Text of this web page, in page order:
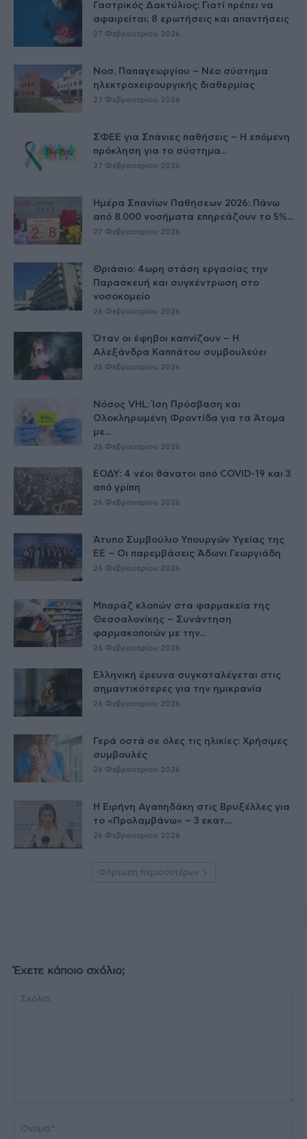
Γαστρικός Δακτύλιος: Γιατί πρέπει να
αφαιρείται; 8 ερωτήσεις και απαντήσεις
27 Φεβρουαρίου 2026
Νοσ. Παπαγεωργίου – Νέο σύστημα
ηλεκτροχειρουργικής διαθερμίας
27 Φεβρουαρίου 2026
ΣΦΕΕ για Σπάνιες παθήσεις – Η επόμενη
πρόκληση για το σύστημα...
27 Φεβρουαρίου 2026
Ημέρα Σπανίων Παθήσεων 2026: Πάνω
από 8.000 νοσήματα επηρεάζουν το 5%...
27 Φεβρουαρίου 2026
Θριάσιο: 4ωρη στάση εργασίας την
Παρασκευή και συγκέντρωση στο
νοσοκομείο
26 Φεβρουαρίου 2026
Όταν οι έφηβοι καπνίζουν – Η
Αλεξάνδρα Καππάτου συμβουλεύει
26 Φεβρουαρίου 2026
Νόσος VHL: Ίση Πρόσβαση και
Ολοκληρωμένη Φροντίδα για τα Άτομα
με...
26 Φεβρουαρίου 2026
ΕΟΔΥ: 4 νέοι θάνατοι από COVID-19 και 3
από γρίπη
26 Φεβρουαρίου 2026
Άτυπο Συμβούλιο Υπουργών Υγείας της
ΕE – Οι παρεμβάσεις Άδωνι Γεωργιάδη
26 Φεβρουαρίου 2026
Μπαράζ κλοπών στα φαρμακεία της
Θεσσαλονίκης – Συνάντηση
φαρμακοποιών με την...
26 Φεβρουαρίου 2026
Ελληνική έρευνα συγκαταλέγεται στις
σημαντικότερες για την ημικρανία
26 Φεβρουαρίου 2026
Γερά οστά σε όλες τις ηλικίες: Χρήσιμες
συμβουλές
26 Φεβρουαρίου 2026
Η Ειρήνη Αγαπηδάκη στις Βρυξέλλες για
το «Προλαμβάνω» – 3 εκατ....
26 Φεβρουαρίου 2026
Φόρτωση περισσοτέρων
Έχετε κάποιο σχόλιο;